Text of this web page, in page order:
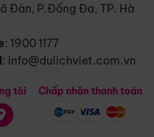
Đàn, P.Đống Đa, TP. Hà
: 1900 1177
: info@dulichviet.com.vn
tôi Chấp nhận thanh toán